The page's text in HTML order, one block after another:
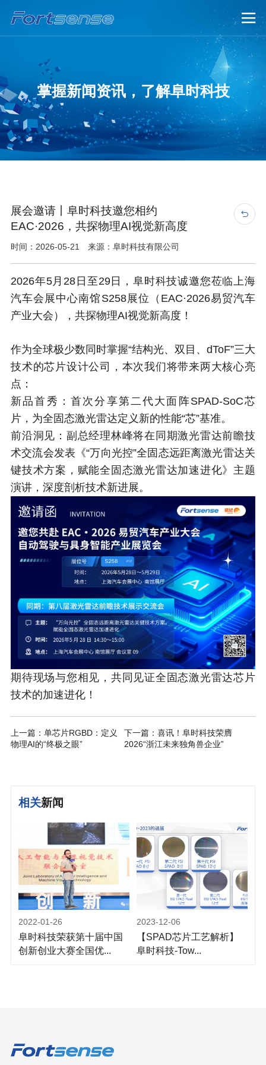

掌握新闻资讯，了解阜时科技
展会邀请丨阜时科技邀您相约
EAC·2026，共探物理AI视觉新高度
时间：2026-05-21 来源：阜时科技有限公司

2026年5月28日至29日，阜时科技诚邀您莅临上海
汽车会展中心南馆S258展位（EAC·2026易贸汽车
产业大会），共探物理AI视觉新高度！
作为全球极少数同时掌握“结构光、双目、dToF”三大
技术的芯片设计公司，本次我们将带来两大核心亮
点：
新品首秀：首次分享第二代大面阵SPAD-SoC芯
片，为全固态激光雷达定义新的性能“芯”基准。
前沿洞见：副总经理林峰将在同期激光雷达前瞻技
术交流会发表《“万向光控”全固态远距离激光雷达关
键技术方案，赋能全固态激光雷达加速进化》主题
演讲，深度剖析技术新进展。
期待现场与您相见，共同见证全固态激光雷达芯片
技术的加速进化！
上一篇：单芯片RGBD：定义
物理AI的“终极之眼”
下一篇：喜讯！阜时科技荣膺
2026“浙江未来独角兽企业”
相关新闻
2022-01-26
阜时科技荣获第十届中国
创新创业大赛全国优...
2023-12-06
【SPAD芯片工艺解析】
阜时科技-Tow...